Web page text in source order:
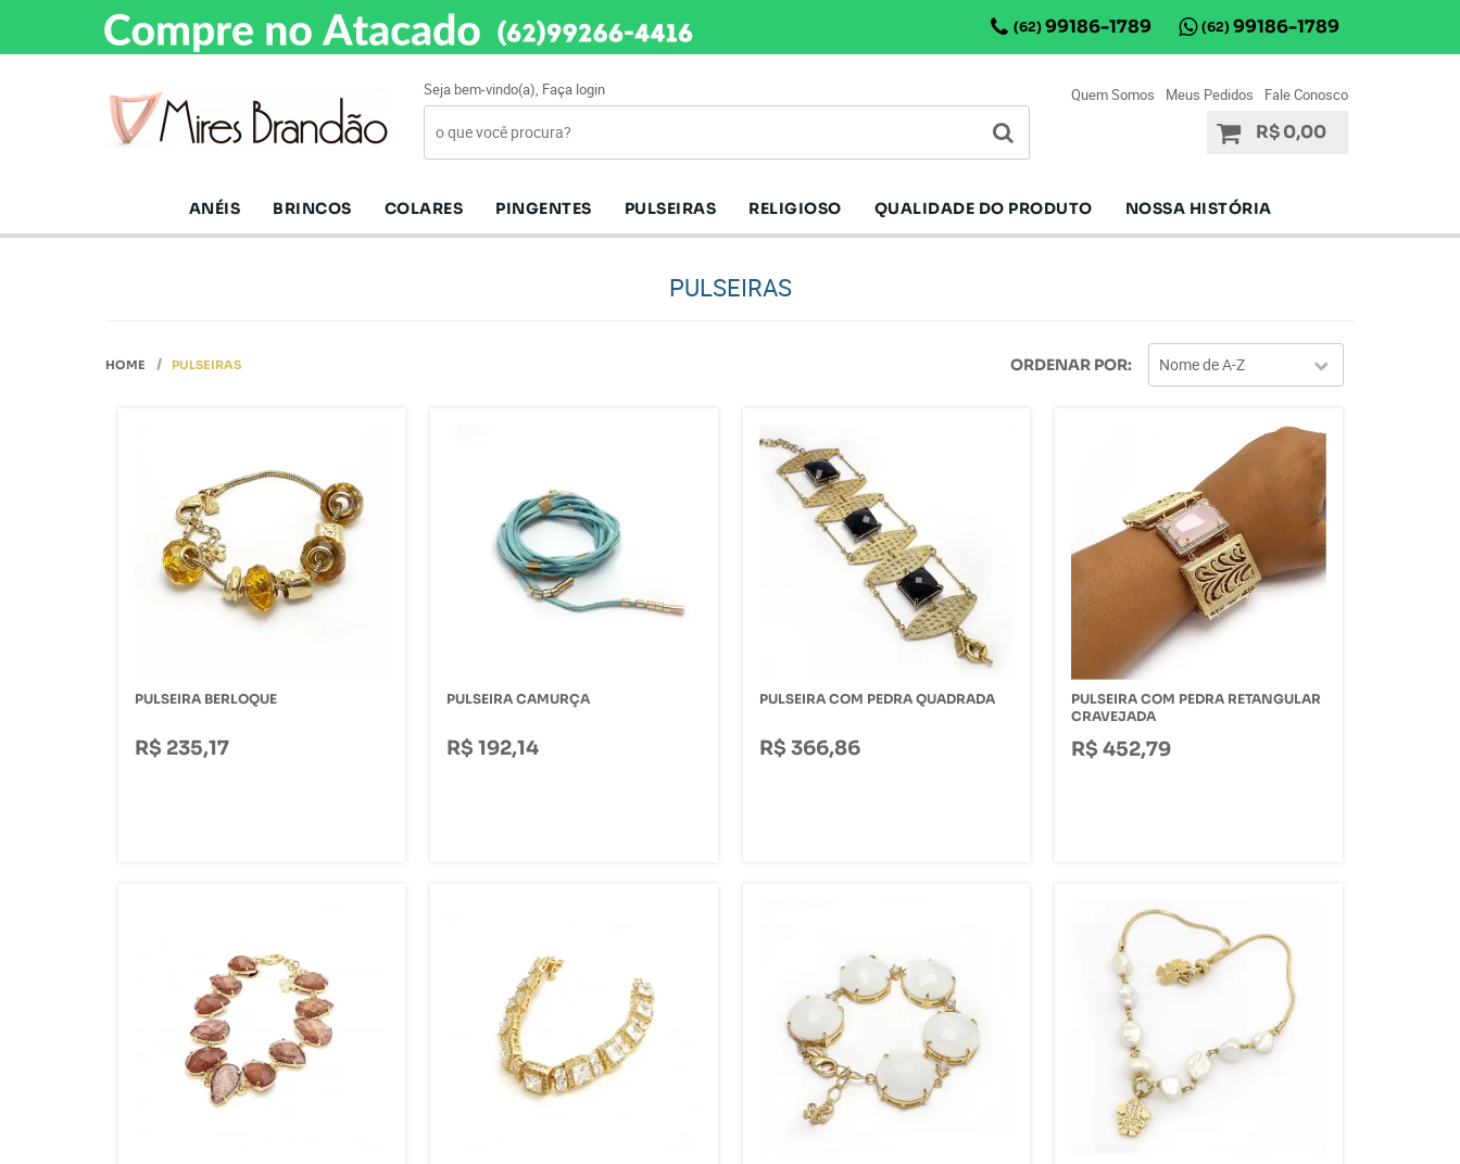
(62) 99186-1789 (62) 99186-1789
Seja bem-vindo(a), Faça login Quem Somos Meus Pedidos Fale Conosco
R$ 0,00
ANÉIS BRINCOS COLARES PINGENTES PULSEIRAS RELIGIOSO QUALIDADE DO PRODUTO NOSSA HISTÓRIA
PULSEIRAS
HOME PULSEIRAS ORDENAR POR Nome de A-Z
PULSEIRA BERLOQUE
R$ 235,17
PULSEIRA CAMURÇA
R$ 192,14
PULSEIRA COM PEDRA QUADRADA
R$ 366,86
PULSEIRA COM PEDRA RETANGULAR
CRAVEJADA
R$ 452,79